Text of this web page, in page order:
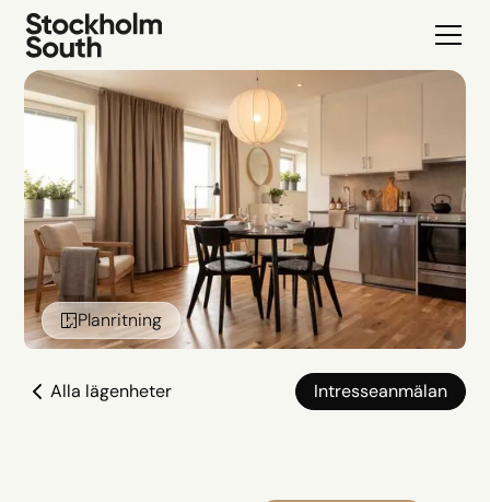
Planritning
Alla lägenheter Intresseanmälan